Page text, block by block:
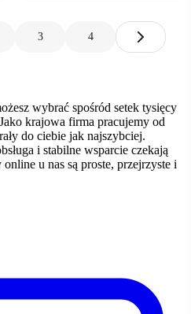
3 4
wybrać spośród setek tysięcy
krajowa firma pracujemy od
do ciebie jak najszybciej.
i stabilne wsparcie czekają
u nas są proste, przejrzyste i